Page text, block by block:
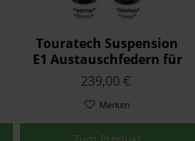
Touratech Suspension
E1 Austauschfedern für
BMW R 1200 S (Öhlins
Federbein) 2005 -
239,00 €
Merken